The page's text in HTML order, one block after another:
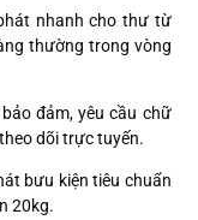
nhanh cho thư từ
thường trong vòng
đảm, yêu cầu chữ
dõi trực tuyến.
bưu kiện tiêu chuẩn
20kg.